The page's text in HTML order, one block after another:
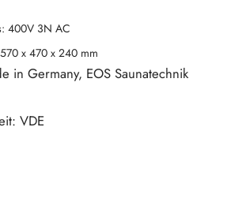
400V 3N AC
x 470 x 240 mm
in Germany, EOS Saunatechnik
VDE